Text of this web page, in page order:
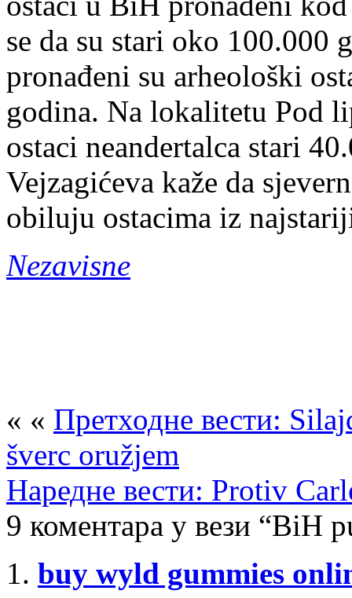
se da su stari oko 100.000
pronađeni su arheološki
godina. Na lokalitetu Pod
ostaci neandertalca stari
Vejzagićeva kaže da
obiluju ostacima iz
Nezavisne
« « Претходне вести:
šverc oružjem
Наредне вести: Protiv
9 коментара у вези “BiH
buy wyld gummies